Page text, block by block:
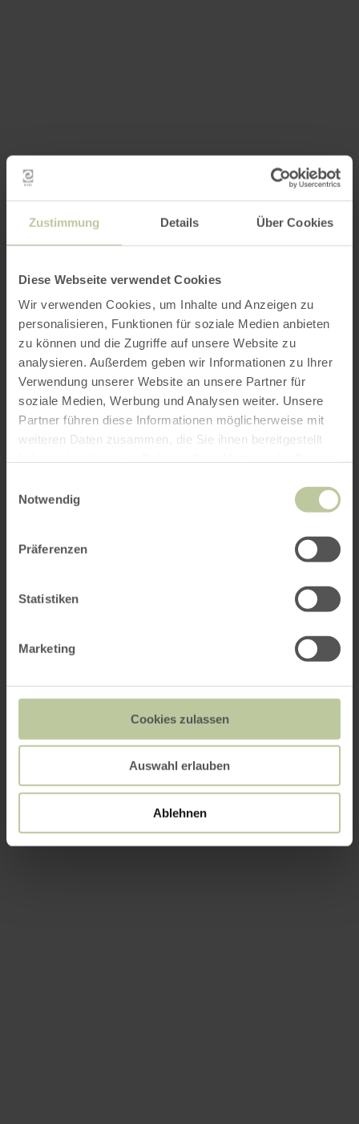
Zustimmung Details Über Cookies
Diese Webseite verwendet Cookies
Wir verwenden Cookies, um Inhalte und Anzeigen zu
personalisieren, Funktionen für soziale Medien anbieten
zu können und die Zugriffe auf unsere Website zu
analysieren. Außerdem geben wir Informationen zu Ihrer
Verwendung unserer Website an unsere Partner für
soziale Medien, Werbung und Analysen weiter. Unsere
Partner führen diese Informationen möglicherweise mit
weiteren Daten zusammen, die Sie ihnen bereitgestellt
Notwendig
Präferenzen
Statistiken
Marketing
Cookies zulassen
Auswahl erlauben
Ablehnen